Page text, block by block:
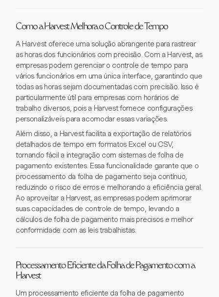
Como a Harvest Melhora o Controle de Tempo
A Harvest oferece uma solução abrangente para rastrear
as horas dos funcionários com precisão. Com a Harvest, as
empresas podem gerenciar o controle de tempo para
vários funcionários em uma única interface, garantindo que
todas as horas sejam documentadas com precisão. Isso é
particularmente útil para empresas com horários de
trabalho diversos, pois a Harvest fornece configurações
personalizáveis para acomodar essas variações.
Além disso, a Harvest facilita a exportação de relatórios
detalhados de tempo em formatos Excel ou CSV,
tornando fácil a integração com sistemas de folha de
pagamento existentes. Essa funcionalidade garante que o
processamento da folha de pagamento seja contínuo,
reduzindo o risco de erros e melhorando a eficiência geral.
Ao aproveitar a Harvest, as empresas podem aprimorar
suas capacidades de controle de tempo, levando a
cálculos de folha de pagamento mais precisos e melhor
conformidade com as leis trabalhistas.
Processamento Eficiente da Folha de Pagamento com a
Harvest
Um processamento eficiente da folha de pagamento